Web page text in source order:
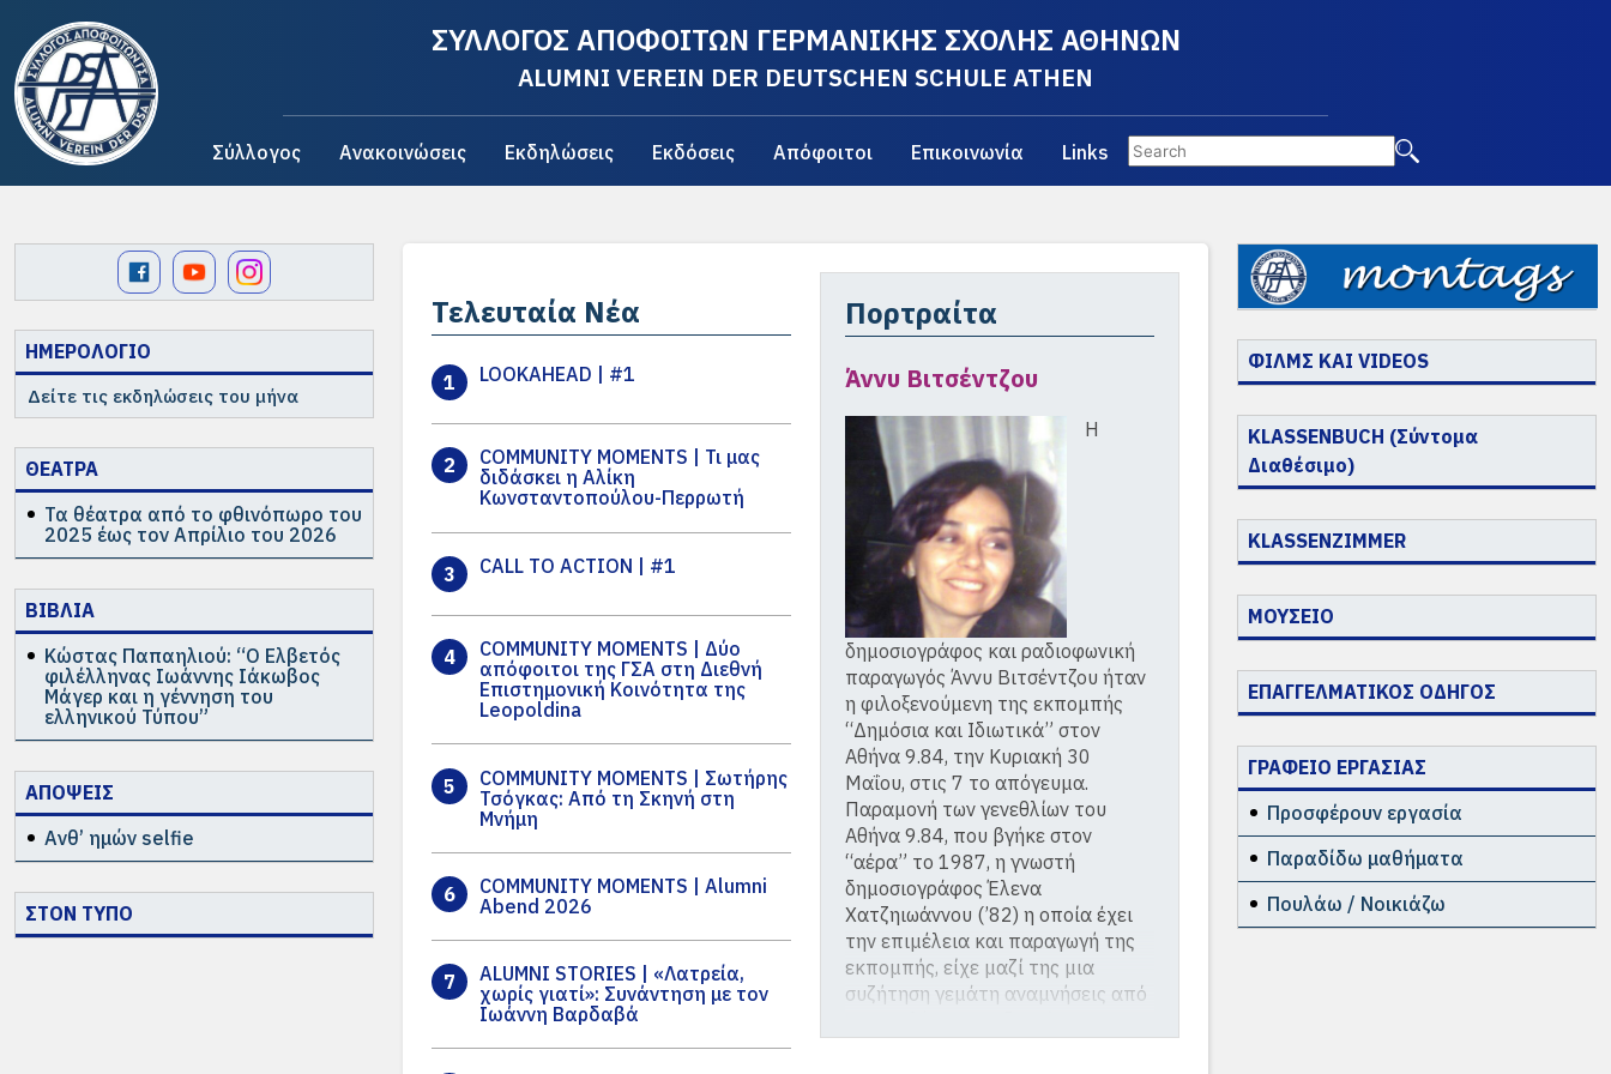
ΣΥΛΛΟΓΟΣ ΑΠΟΦΟΙΤΩΝ ΓΕΡΜΑΝΙΚΗΣ ΣΧΟΛΗΣ ΑΘΗΝΩΝ
ALUMNI VEREIN DER DEUTSCHEN SCHULE ATHEN
Σύλλογος Ανακοινώσεις Εκδηλώσεις Εκδόσεις Απόφοιτοι Επικοινωνία Links
ΗΜΕΡΟΛΟΓΙΟ
Δείτε τις εκδηλώσεις του μήνα
ΘΕΑΤΡΑ
Τα θέατρα από το φθινόπωρο του
2025 έως τον Απρίλιο του 2026
ΒΙΒΛΙΑ
Κώστας Παπαηλιού: “Ο Ελβετός
φιλέλληνας Ιωάννης Ιάκωβος
Μάγερ και η γέννηση του
ελληνικού Τύπου”
ΑΠΟΨΕΙΣ
Ανθ’ ημών selfie
ΣΤΟΝ ΤΥΠΟ
Τελευταία Νέα
1 LOOKAHEAD | #1
2
COMMUNITY MOMENTS | Τι μας
διδάσκει η Αλίκη
Κωνσταντοπούλου-Περρωτή
3 CALL TO ACTION | #1
4
COMMUNITY MOMENTS | Δύο
απόφοιτοι της ΓΣΑ στη Διεθνή
Επιστημονική Κοινότητα της
Leopoldina
5
COMMUNITY MOMENTS | Σωτήρης
Τσόγκας: Από τη Σκηνή στη
Μνήμη
6
COMMUNITY MOMENTS | Alumni
Abend 2026
7
ALUMNI STORIES | «Λατρεία,
χωρίς γιατί»: Συνάντηση με τον
Ιωάννη Βαρδαβά
Πορτραίτα
Άννυ Βιτσέντζου
Η
δημοσιογράφος και ραδιοφωνική
παραγωγός Άννυ Βιτσέντζου ήταν
η φιλοξενούμενη της εκπομπής
“Δημόσια και Ιδιωτικά” στον
Αθήνα 9.84, την Κυριακή 30
Μαΐου, στις 7 το απόγευμα.
Παραμονή των γενεθλίων του
Αθήνα 9.84, που βγήκε στον
“αέρα” το 1987, η γνωστή
δημοσιογράφος Έλενα
Χατζηιωάννου (’82) η οποία έχει
την επιμέλεια και παραγωγή της
εκπομπής, είχε μαζί της μια
συζήτηση γεμάτη αναμνήσεις από
ΦΙΛΜΣ ΚΑΙ VIDEOS
KLASSENBUCH (Σύντομα
Διαθέσιμο)
KLASSENZIMMER
ΜΟΥΣΕΙΟ
ΕΠΑΓΓΕΛΜΑΤΙΚΟΣ ΟΔΗΓΟΣ
ΓΡΑΦΕΙΟ ΕΡΓΑΣΙΑΣ
Προσφέρουν εργασία
Παραδίδω μαθήματα
Πουλάω / Νοικιάζω